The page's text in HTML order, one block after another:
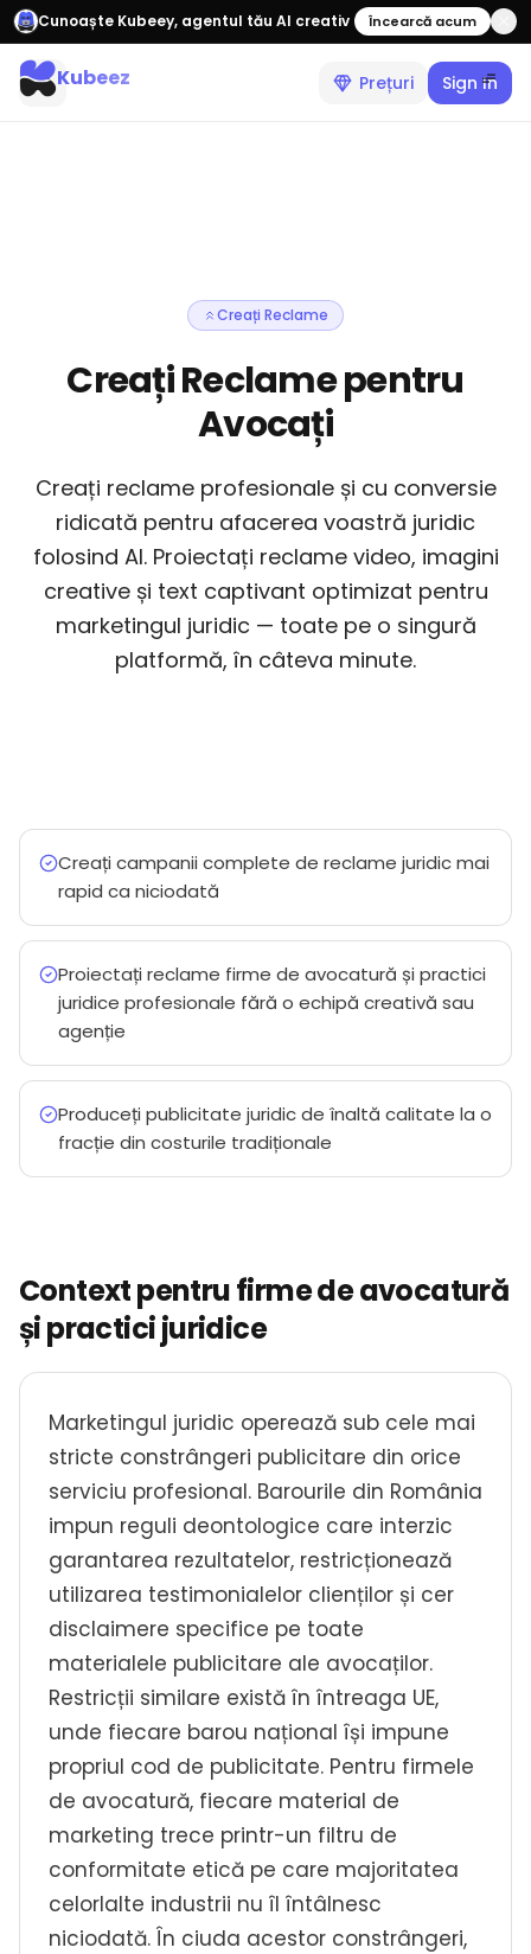
Cunoaște Kubeey, agentul tău AI creativ Încearcă acum
Prețuri Sign In
Kubeez
Creați Reclame
Creați Reclame pentru
Avocați
Creați reclame profesionale și cu conversie
ridicată pentru afacerea voastră juridic
folosind AI. Proiectați reclame video, imagini
creative și text captivant optimizat pentru
marketingul juridic — toate pe o singură
platformă, în câteva minute.
Creați campanii complete de reclame juridic mai
rapid ca niciodată
Proiectați reclame firme de avocatură și practici
juridice profesionale fără o echipă creativă sau
agenție
Produceți publicitate juridic de înaltă calitate la o
fracție din costurile tradiționale
Context pentru firme de avocatură
și practici juridice
Marketingul juridic operează sub cele mai
stricte constrângeri publicitare din orice
serviciu profesional. Barourile din România
impun reguli deontologice care interzic
garantarea rezultatelor, restricționează
utilizarea testimonialelor clienților și cer
disclaimere specifice pe toate
materialele publicitare ale avocaților.
Restricții similare există în întreaga UE,
unde fiecare barou național își impune
propriul cod de publicitate. Pentru firmele
de avocatură, fiecare material de
marketing trece printr-un filtru de
conformitate etică pe care majoritatea
celorlalte industrii nu îl întâlnesc
niciodată. În ciuda acestor constrângeri,